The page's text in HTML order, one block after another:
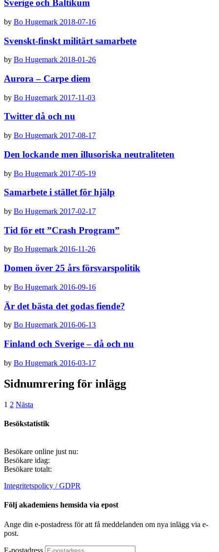
Sverige och Baltikum
by Bo Hugemark 2018-07-16
Svenskt-finskt militärt samarbete
by Bo Hugemark 2018-01-26
Aurora – Carpe diem
by Bo Hugemark 2017-11-03
Twitter då och nu
by Bo Hugemark 2017-08-17
Den lockande men illusoriska neutraliteten
by Bo Hugemark 2017-05-19
Samarbete i stället för hjälp
by Bo Hugemark 2017-02-17
Tid för ett ”Crash Program”
by Bo Hugemark 2016-11-26
Domen över 25 års försvarspolitik
by Bo Hugemark 2016-09-16
Är det bästa det godas fiende?
by Bo Hugemark 2016-06-13
Finland och Sverige – då och nu
by Bo Hugemark 2016-03-17
Sidnumrering för inlägg
1 2 Nästa
Besökstatistik
Besökare online just nu:
Besökare idag:
Besökare totalt:
Integritetspolicy / GDPR
Följ akademiens hemsida via epost
Ange din e-postadress för att få meddelanden om nya inlägg via e-
post.
E-postadress